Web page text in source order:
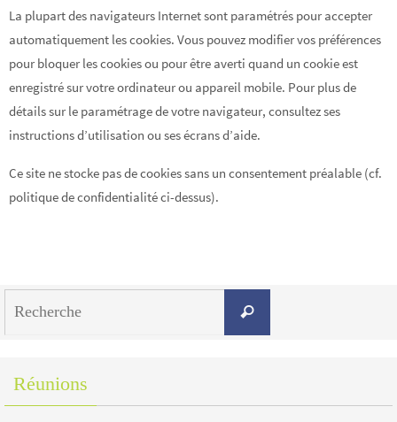
La plupart des navigateurs Internet sont paramétrés pour accepter
automatiquement les cookies. Vous pouvez modifier vos préférences
pour bloquer les cookies ou pour être averti quand un cookie est
enregistré sur votre ordinateur ou appareil mobile. Pour plus de
détails sur le paramétrage de votre navigateur, consultez ses
instructions d’utilisation ou ses écrans d’aide.
Ce site ne stocke pas de cookies sans un consentement préalable (cf.
politique de confidentialité ci-dessus).
Recherche
Réunions